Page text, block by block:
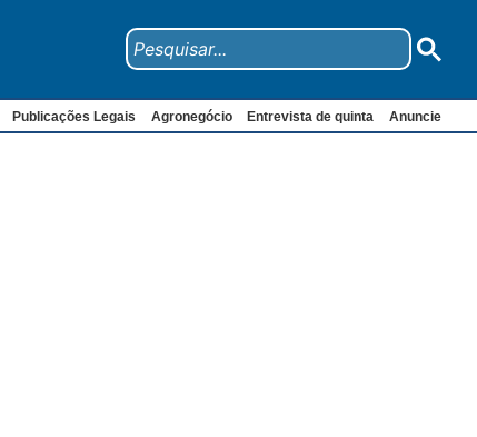
Publicações Legais Agronegócio Entrevista de quinta Anuncie